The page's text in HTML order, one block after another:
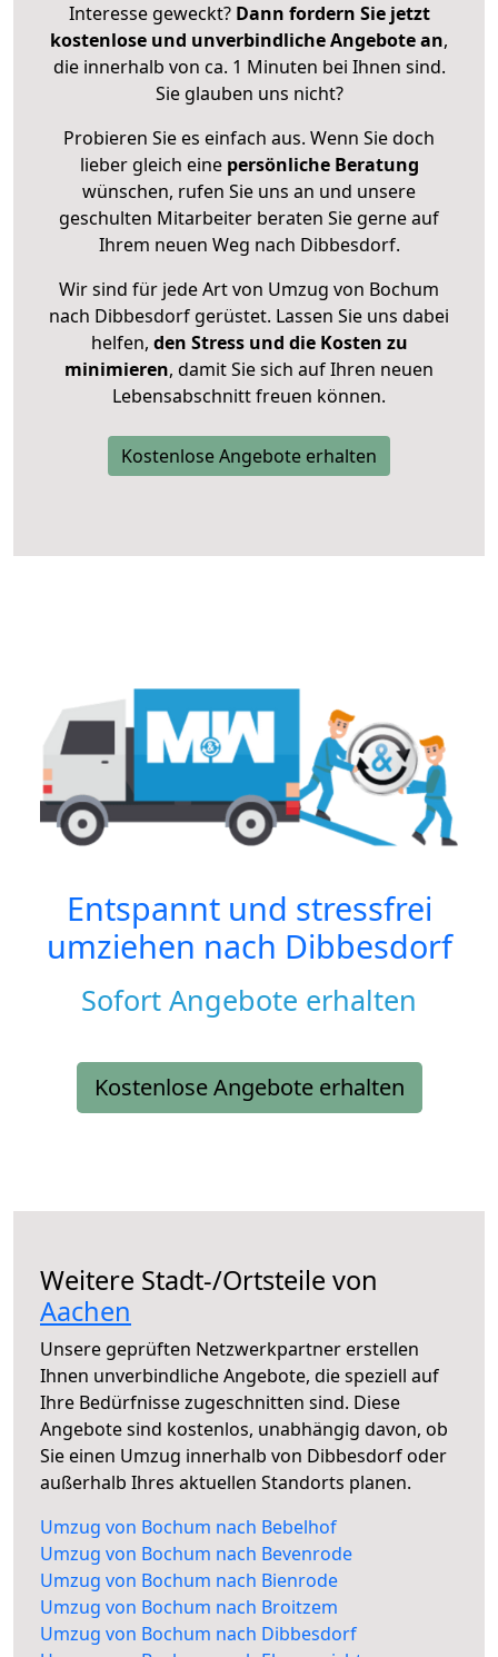
Interesse geweckt? Dann fordern Sie jetzt
kostenlose und unverbindliche Angebote an,
die innerhalb von ca. 1 Minuten bei Ihnen sind.
Sie glauben uns nicht?
Probieren Sie es einfach aus. Wenn Sie doch
lieber gleich eine persönliche Beratung
wünschen, rufen Sie uns an und unsere
geschulten Mitarbeiter beraten Sie gerne auf
Ihrem neuen Weg nach Dibbesdorf.
Wir sind für jede Art von Umzug von Bochum
nach Dibbesdorf gerüstet. Lassen Sie uns dabei
helfen, den Stress und die Kosten zu
minimieren, damit Sie sich auf Ihren neuen
Lebensabschnitt freuen können.
Kostenlose Angebote erhalten
Entspannt und stressfrei
umziehen nach Dibbesdorf
Sofort Angebote erhalten
Kostenlose Angebote erhalten
Weitere Stadt-/Ortsteile von
Aachen
Unsere geprüften Netzwerkpartner erstellen
Ihnen unverbindliche Angebote, die speziell auf
Ihre Bedürfnisse zugeschnitten sind. Diese
Angebote sind kostenlos, unabhängig davon, ob
Sie einen Umzug innerhalb von Dibbesdorf oder
außerhalb Ihres aktuellen Standorts planen.
Umzug von Bochum nach Bebelhof
Umzug von Bochum nach Bevenrode
Umzug von Bochum nach Bienrode
Umzug von Bochum nach Broitzem
Umzug von Bochum nach Dibbesdorf